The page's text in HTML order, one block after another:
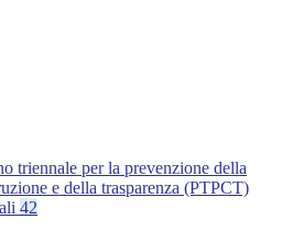
triennale per la prevenzione della
e della trasparenza (PTPCT)
42